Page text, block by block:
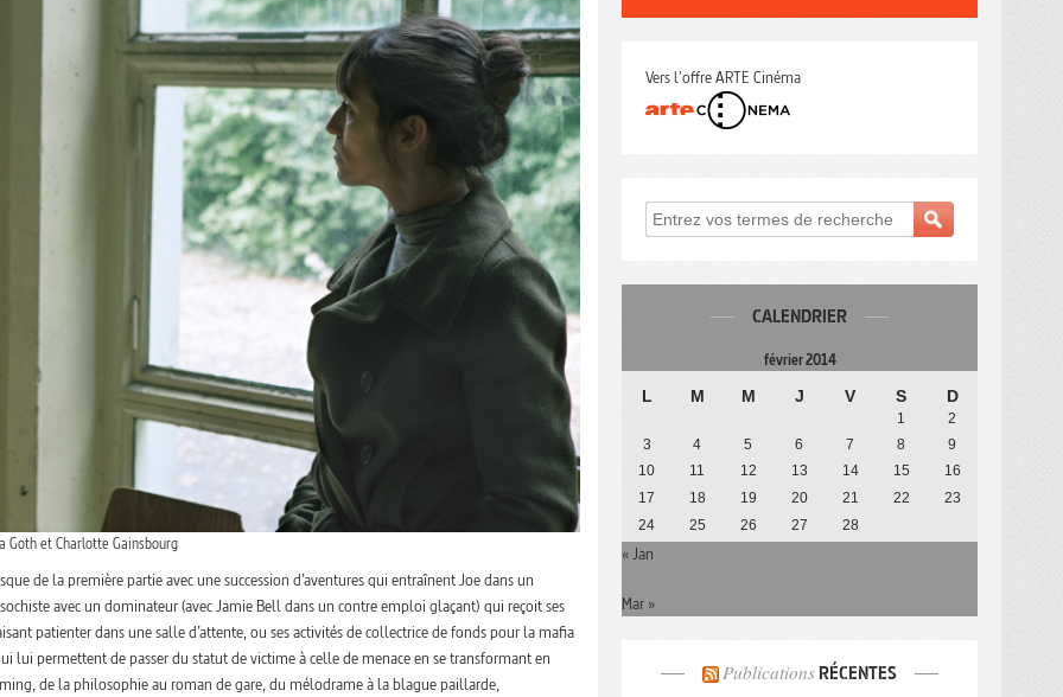
Goth et Charlotte Gainsbourg
de la première partie avec une succession d’aventures qui entraînent Joe dans un
avec un dominateur (avec Jamie Bell dans un contre emploi glaçant) qui reçoit ses
patienter dans une salle d’attente, ou ses activités de collectrice de fonds pour la mafia
permettent de passer du statut de victime à celle de menace en se transformant en
de la philosophie au roman de gare, du mélodrame à la blague paillarde,
Vers l'offre ARTE Cinéma
CALENDRIER
février 2014
L M M J V S D
1
2
3
4 5 6 7 8
9
10
11 12 13 14 15
16
17
18 19 20 21 22
23
24
25 26 27 28
« Jan
Mar »
Publications RÉCENTES